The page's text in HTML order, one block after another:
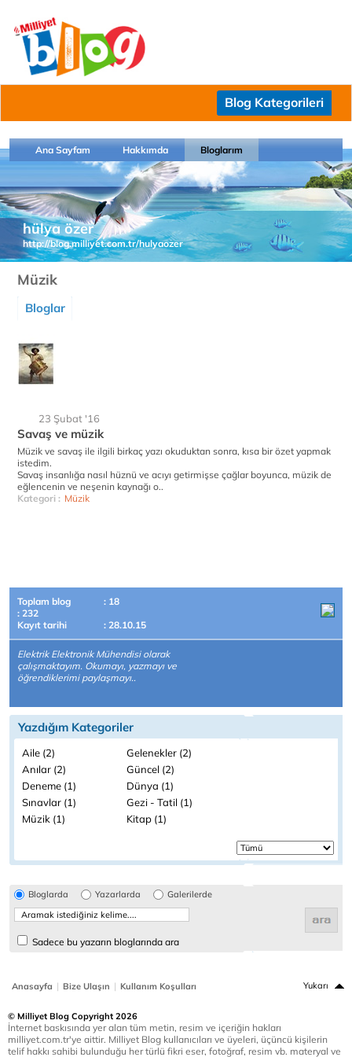
Blog Kategorileri
Ana Sayfam Hakkımda Bloglarım
hülya özer
http://blog.milliyet.com.tr/hulyaozer
Müzik
Bloglar
23 Şubat '16
Savaş ve müzik
Müzik ve savaş ile ilgili birkaç yazı okuduktan sonra, kısa bir özet yapmak
istedim.
Savaş insanlığa nasıl hüznü ve acıyı getirmişse çağlar boyunca, müzik de
eğlencenin ve neşenin kaynağı o..
Kategori : Müzik
Toplam blog
: 18
: 232
Kayıt tarihi
: 28.10.15
Elektrik Elektronik Mühendisi olarak
çalışmaktayım. Okumayı, yazmayı ve
öğrendiklerimi paylaşmayı..
Yazdığım Kategoriler
Aile (2)
Gelenekler (2)
Anılar (2)
Güncel (2)
Deneme (1)
Dünya (1)
Sınavlar (1)
Gezi - Tatil (1)
Müzik (1)
Kitap (1)
Bloglarda Yazarlarda Galerilerde
Sadece bu yazarın bloglarında ara
Anasayfa | Bize Ulaşın | Kullanım Koşulları Yukarı
© Milliyet Blog Copyright 2026
İnternet baskısında yer alan tüm metin, resim ve içeriğin hakları
milliyet.com.tr'ye aittir. Milliyet Blog kullanıcıları ve üyeleri, üçüncü kişilerin
telif hakkı sahibi bulunduğu her türlü fikri eser, fotoğraf, resim vb. materyal ve